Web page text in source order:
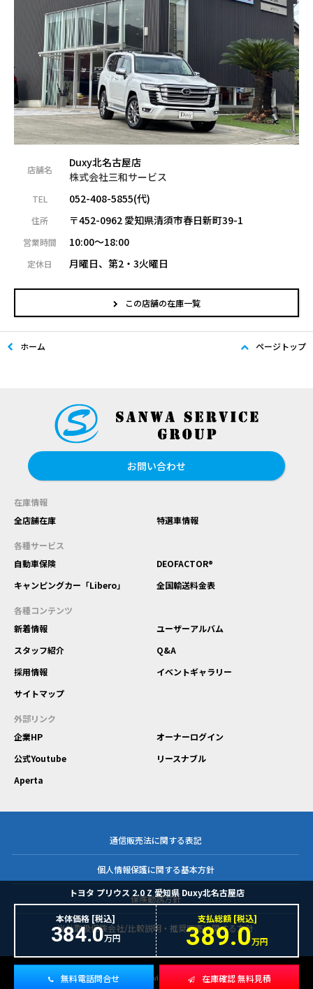
店舗名
Duxy北名古屋店
株式会社三和サービス
TEL 052-408-5855(代)
住所 〒452-0962 愛知県清須市春日新町39-1
営業時間 10:00～18:00
定休日 月曜日、第2・3火曜日
この店舗の在庫一覧
トヨタ プリウス 2.0 Z 愛知県 Duxy北名古屋店
本体価格 [税込]
384.0万円
支払総額 [税込]
389.0万円
無料電話問合せ 在庫確認 無料見積
ホーム ページトップ
お問い合わせ
在庫情報
全店舗在庫
特選車情報
各種サービス
自動車保険
DEOFACTOR®
キャンピングカー「Libero」
全国輸送料金表
各種コンテンツ
新着情報
ユーザーアルバム
スタッフ紹介
Q&A
採用情報
イベントギャラリー
サイトマップ
外部リンク
企業HP
オーナーログイン
公式Youtube
リースナブル
Aperta
通信販売法に関する表記
個人情報保護に関する基本方針
保険勧誘方針
当社取扱保険会社/比較説明・推奨販売に関する方針
copyright © 2023 Sanwa Service Group. All rights reserved.